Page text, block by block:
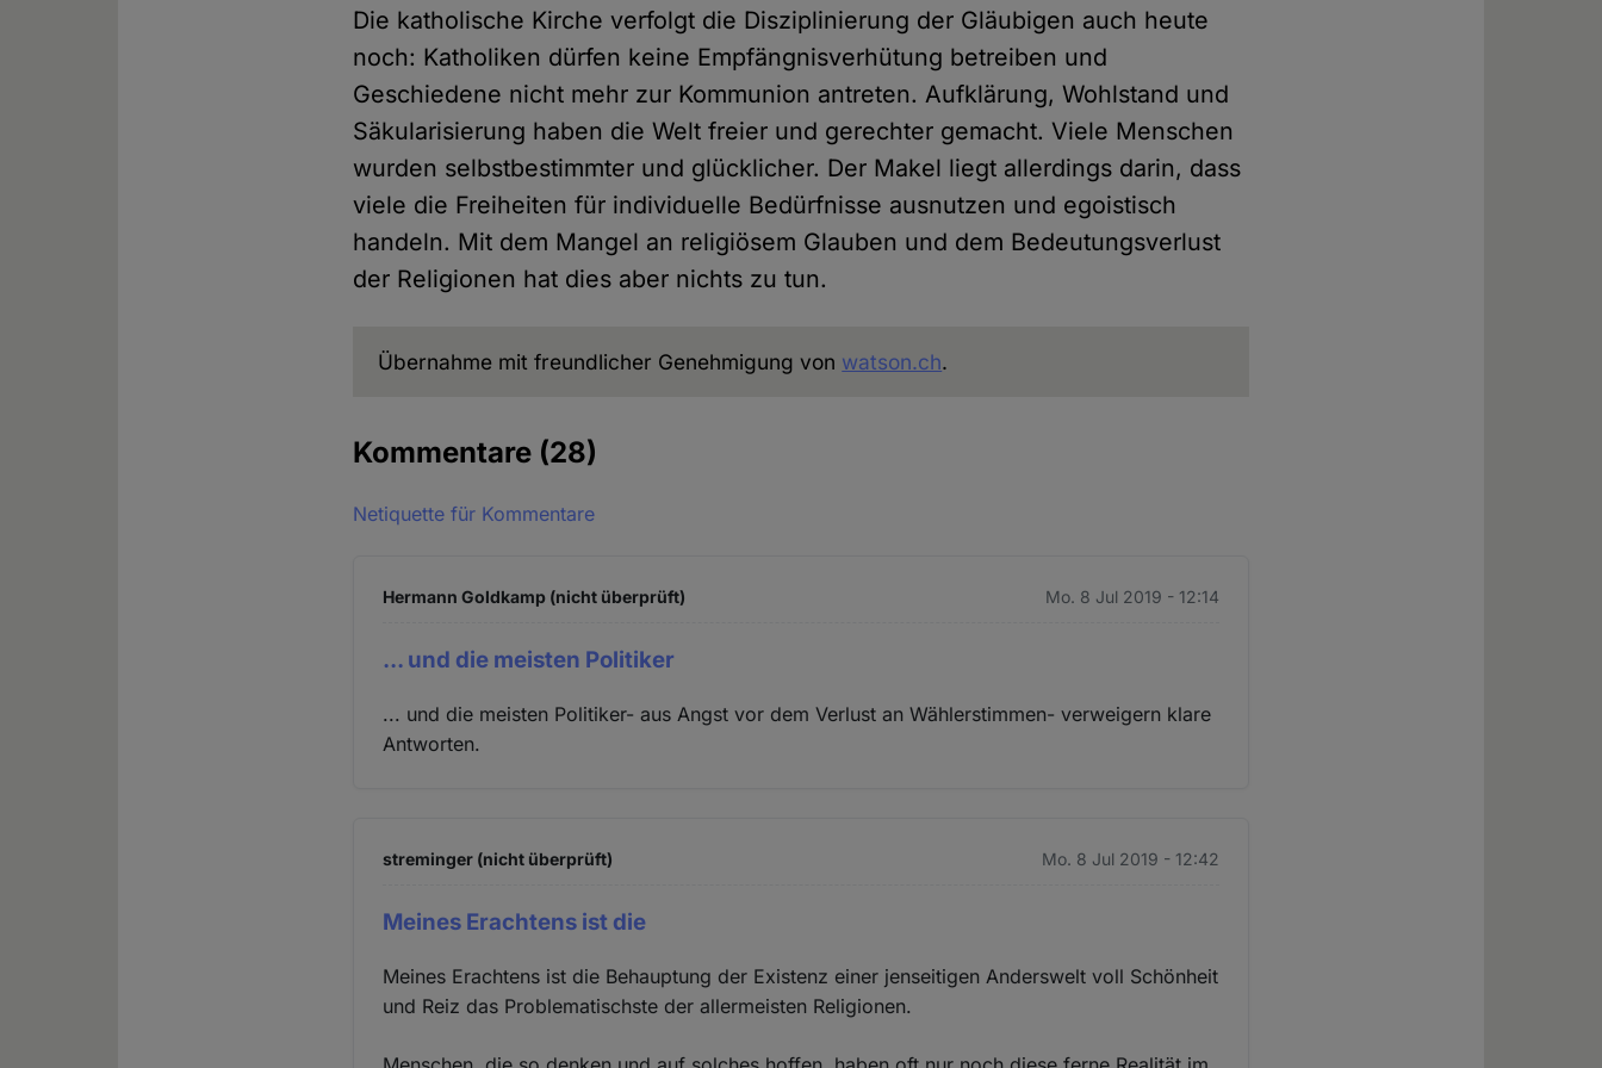
Die katholische Kirche verfolgt die Disziplinierung der Gläubigen auch heute
noch: Katholiken dürfen keine Empfängnisverhütung betreiben und
Geschiedene nicht mehr zur Kommunion antreten. Aufklärung, Wohlstand und
Säkularisierung haben die Welt freier und gerechter gemacht. Viele Menschen
wurden selbstbestimmter und glücklicher. Der Makel liegt allerdings darin, dass
viele die Freiheiten für individuelle Bedürfnisse ausnutzen und egoistisch
handeln. Mit dem Mangel an religiösem Glauben und dem Bedeutungsverlust
der Religionen hat dies aber nichts zu tun.
Übernahme mit freundlicher Genehmigung von watson.ch.
Kommentare (28)
Netiquette für Kommentare
Hermann Goldkamp (nicht überprüft) Mo. 8 Jul 2019 - 12:14
... und die meisten Politiker
... und die meisten Politiker- aus Angst vor dem Verlust an Wählerstimmen- verweigern klare
Antworten.
streminger (nicht überprüft) Mo. 8 Jul 2019 - 12:42
Meines Erachtens ist die
Meines Erachtens ist die Behauptung der Existenz einer jenseitigen Anderswelt voll Schönheit
und Reiz das Problematischste der allermeisten Religionen.